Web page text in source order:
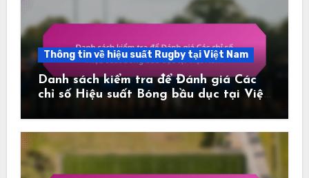
Thông tin về hiệu suất Rugby tại Việt Nam
Danh sách kiểm tra để Đánh giá Các
chỉ số Hiệu suất Bóng bầu dục tại Việt